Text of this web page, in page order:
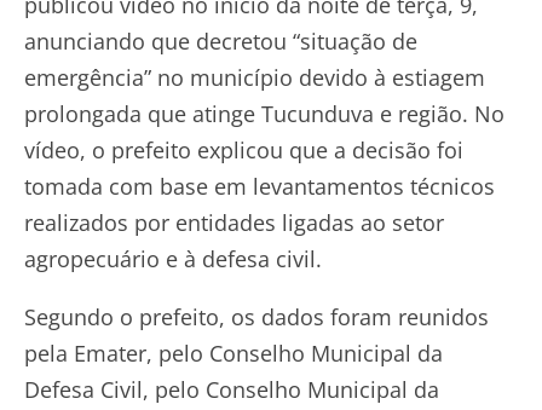
anunciando que decretou “situação de
emergência” no município devido à estiagem
prolongada que atinge Tucunduva e região. No
vídeo, o prefeito explicou que a decisão foi
tomada com base em levantamentos técnicos
realizados por entidades ligadas ao setor
agropecuário e à defesa civil.
Segundo o prefeito, os dados foram reunidos
pela Emater, pelo Conselho Municipal da
Defesa Civil, pelo Conselho Municipal da